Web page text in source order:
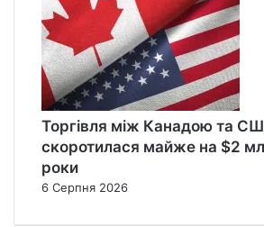
Торгівля між Канадою та
скоротилася майже на $2
роки
6 Серпня 2026